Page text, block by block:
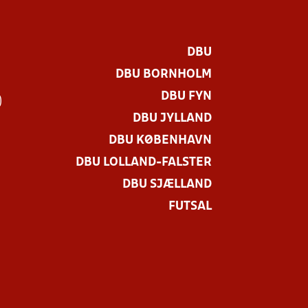
DBU
DBU BORNHOLM
DBU FYN
DBU JYLLAND
DBU KØBENHAVN
DBU LOLLAND-FALSTER
DBU SJÆLLAND
FUTSAL